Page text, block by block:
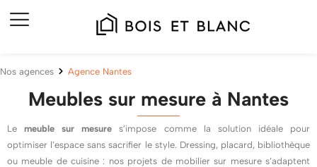
Nos agences Agence Nantes
Meubles sur mesure à Nantes
Lemeuble sur mesure s’impose comme la solution idéale pour
optimiser l’espace sans sacrifier le style. Dressing, placard, bibliothèque
ou meuble de cuisine : nos projets de mobilier sur mesure s’adaptent